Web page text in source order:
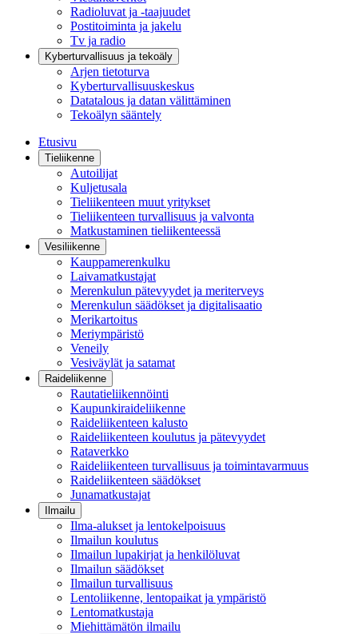
Radioluvat ja -taajuudet
Postitoiminta ja jakelu
Tv ja radio
Kyberturvallisuus ja tekoäly
Arjen tietoturva
Kyberturvallisuuskeskus
Datatalous ja datan välittäminen
Tekoälyn sääntely
Etusivu
Tieliikenne
Autoilijat
Kuljetusala
Tieliikenteen muut yritykset
Tieliikenteen turvallisuus ja valvonta
Matkustaminen tieliikenteessä
Vesiliikenne
Kauppamerenkulku
Laivamatkustajat
Merenkulun pätevyydet ja meriterveys
Merenkulun säädökset ja digitalisaatio
Merikartoitus
Meriympäristö
Veneily
Vesiväylät ja satamat
Raideliikenne
Rautatieliikennöinti
Kaupunkiraideliikenne
Raideliikenteen kalusto
Raideliikenteen koulutus ja pätevyydet
Rataverkko
Raideliikenteen turvallisuus ja toimintavarmuus
Raideliikenteen säädökset
Junamatkustajat
Ilmailu
Ilma-alukset ja lentokelpoisuus
Ilmailun koulutus
Ilmailun lupakirjat ja henkilöluvat
Ilmailun säädökset
Ilmailun turvallisuus
Lentoliikenne, lentopaikat ja ympäristö
Lentomatkustaja
Miehittämätön ilmailu